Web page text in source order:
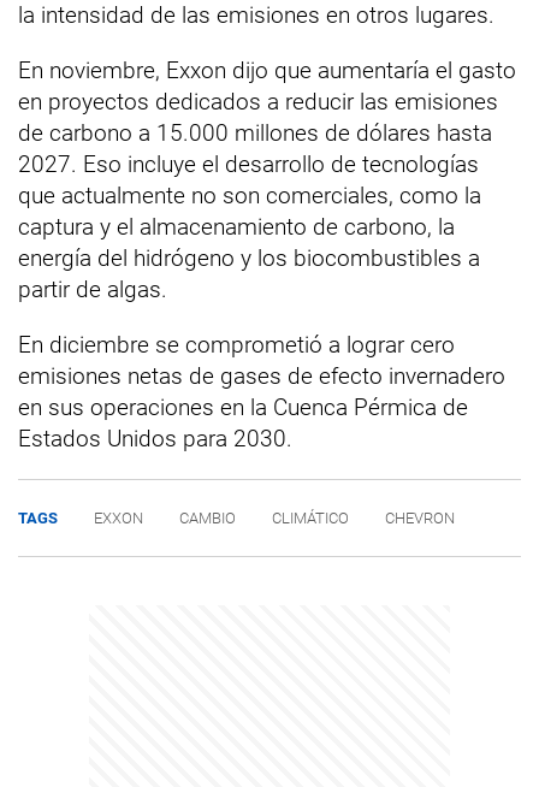
la intensidad de las emisiones en otros lugares.
En noviembre, Exxon dijo que aumentaría el gasto
en proyectos dedicados a reducir las emisiones
de carbono a 15.000 millones de dólares hasta
2027. Eso incluye el desarrollo de tecnologías
que actualmente no son comerciales, como la
captura y el almacenamiento de carbono, la
energía del hidrógeno y los biocombustibles a
partir de algas.
En diciembre se comprometió a lograr cero
emisiones netas de gases de efecto invernadero
en sus operaciones en la Cuenca Pérmica de
Estados Unidos para 2030.
TAGS EXXON CAMBIO CLIMÁTICO CHEVRON